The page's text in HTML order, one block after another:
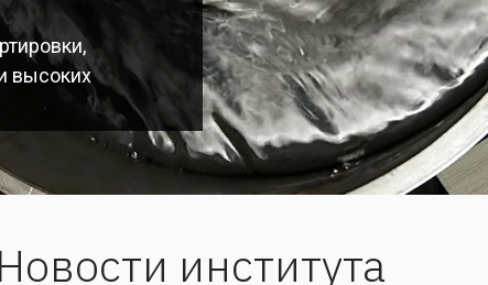
высоких
Новости института